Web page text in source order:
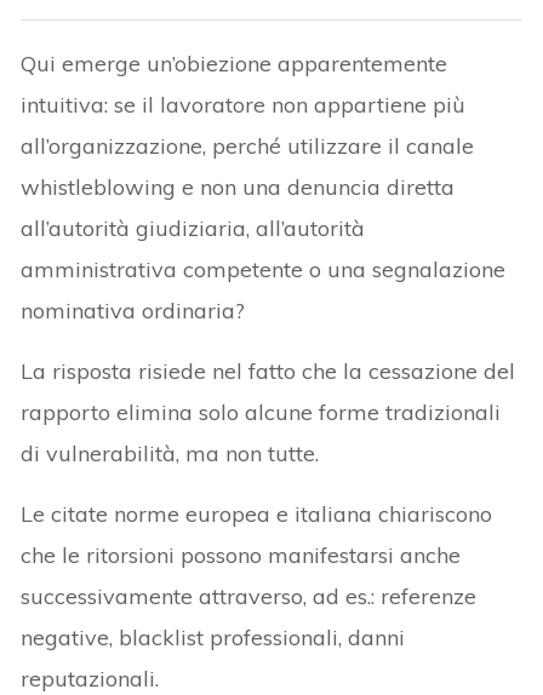
Qui emerge un’obiezione apparentemente
intuitiva: se il lavoratore non appartiene più
all’organizzazione, perché utilizzare il canale
whistleblowing e non una denuncia diretta
all’autorità giudiziaria, all’autorità
amministrativa competente o una segnalazione
nominativa ordinaria?
La risposta risiede nel fatto che la cessazione del
rapporto elimina solo alcune forme tradizionali
di vulnerabilità, ma non tutte.
Le citate norme europea e italiana chiariscono
che le ritorsioni possono manifestarsi anche
successivamente attraverso, ad es.: referenze
negative, blacklist professionali, danni
reputazionali.